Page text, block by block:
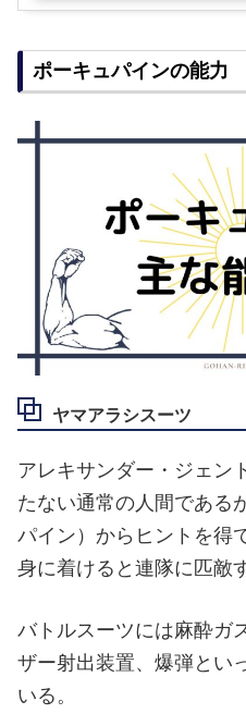
ポーキュパインの能力
ヤマアラシスーツ
アレキサンダー・ジェン
たない通常の人間である
パイン）からヒントを得
身に着けると連隊に匹敵
バトルスーツには麻酔ガ
ザー射出装置、爆弾とい
いる。